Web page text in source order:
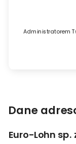
Administratorem
Dane
Euro-Lohn sp.